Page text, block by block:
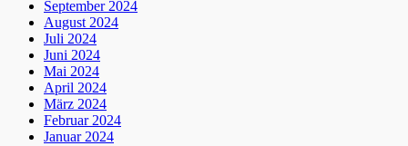
September 2024
August 2024
Juli 2024
Juni 2024
Mai 2024
April 2024
März 2024
Februar 2024
Januar 2024